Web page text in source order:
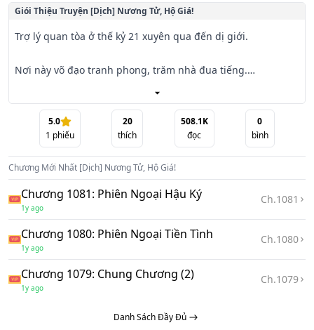
Giói Thiệu Truyện [Dịch] Nương Tử, Hộ Giá!
Trợ lý quan tòa ở thế kỷ 21 xuyên qua đến dị giới.
Nơi này võ đạo tranh phong, trăm nhà đua tiếng.
Nho gia: Hạo Nhiên Chính Khí, vạn pháp bất xâm.
Pháp gia: Lực lượng quy tắc, ngôn xuất pháp tùy.
Binh gia: Lực lượng công phạt, đánh đâu thắng đó.
Mặc gia: Cơ quan tinh xảo, lấy thân phàm nhân, sánh vai
với Thần Minh.
Âm Dương gia: Thuật số ngũ hành, xem quẻ coi bói, xu cát
tị hung.
5.0
1 phiếu
20
thích
508.1K
đọc
0
bình
Chương Mới Nhất [Dịch] Nương Tử, Hộ Giá!
Chương 1081: Phiên Ngoại Hậu Ký
1y ago
Ch.1081
Chương 1080: Phiên Ngoại Tiền Tình
1y ago
Ch.1080
Chương 1079: Chung Chương (2)
1y ago
Ch.1079
Danh Sách Đầy Đủ